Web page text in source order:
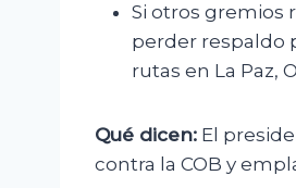
Si otros gremios
perder respaldo
rutas en La Paz,
Qué dicen: El
contra la COB y